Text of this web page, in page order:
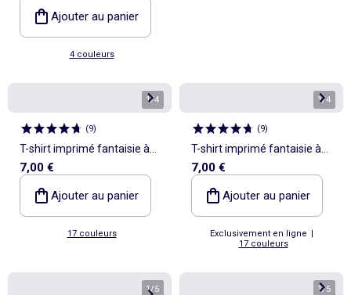
Ajouter au panier
4 couleurs
1/4
(9)
T-shirt imprimé fantaisie à
manches courtes
7,00 €
Ajouter au panier
17 couleurs
1/4
(9)
T-shirt imprimé fantaisie à
manches courtes
7,00 €
Ajouter au panier
Exclusivement en ligne |
17 couleurs
1/5 1/5